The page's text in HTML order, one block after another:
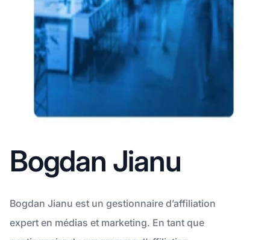
Bogdan Jianu
Bogdan Jianu est un gestionnaire d’affiliation
expert en médias et marketing. En tant que